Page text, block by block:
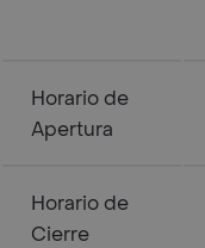
Horario de
Apertura
Horario de
Cierre